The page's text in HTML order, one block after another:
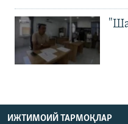
ИЖТИМОИЙ ТАРМОҚЛАР